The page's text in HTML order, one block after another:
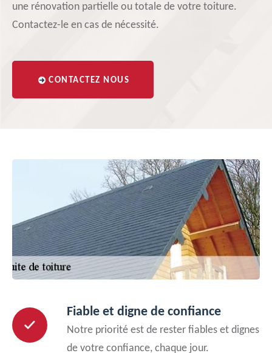
une rénovation partielle ou totale de votre toiture.
Contactez-le en cas de nécessité.
CONTACTEZ NOUS
Fiable et digne de confiance
Notre priorité est de rester fiables et dignes
de votre confiance, chaque jour.